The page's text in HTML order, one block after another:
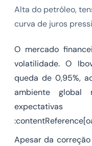
Alta do petróleo,
curva de juros
O mercado
volatilidade. O
queda de 0,95%,
ambiente
Apesar da